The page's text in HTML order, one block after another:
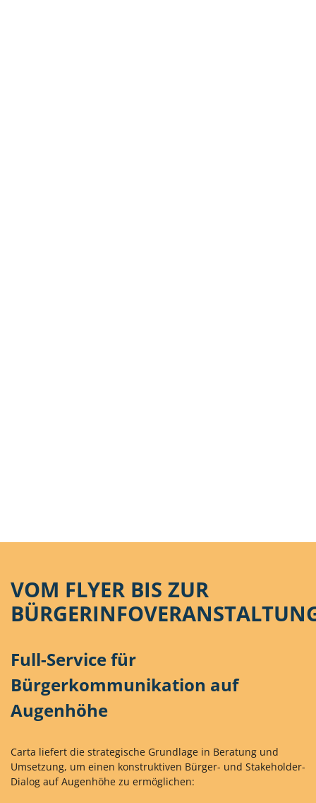
VOM FLYER BIS ZUR
Full-Service für
Bürgerkommunikation auf
Augenhöhe
Carta liefert die strategische Grundlage in Beratung und
Umsetzung, um einen konstruktiven Bürger- und Stakeholder-
Dialog auf Augenhöhe zu ermöglichen: